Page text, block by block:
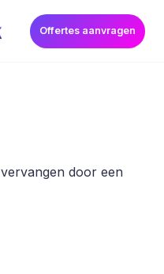
Offertes aanvragen
door een